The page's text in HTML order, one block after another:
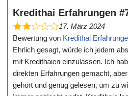
Kredithai Erfahrungen
17. März 2024
Bewertung von Kredithai
Ehrlich gesagt, würde ich jedem
mit Kredithaien einzulassen. Ich
direkten Erfahrungen gemacht,
gehört und genug gelesen, um zu